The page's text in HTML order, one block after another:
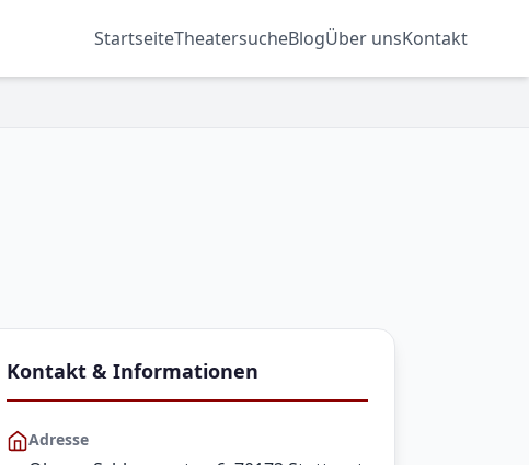
StartseiteTheatersucheBlogÜber unsKontakt
SCHAUSPIEL
Kontakt & Informationen
Adresse